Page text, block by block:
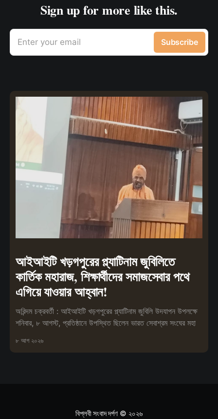
Sign up for more like this.
Enter your email Subscribe
আইআইটি খড়গপুরের প্ল্যাটিনাম জুবিলিতে
কার্তিক মহারাজ, শিক্ষার্থীদের সমাজসেবার পথে
এগিয়ে যাওয়ার আহ্বান!
অরিন্দম চক্রবর্তী : আইআইটি খড়গপুরের প্ল্যাটিনাম জুবিলি উদযাপন উপলক্ষে
শনিবার, ৮ আগস্ট, প্রতিষ্ঠানে উপস্থিত ছিলেন ভারত সেবাশ্রম সংঘের মহা
৮ আগ ২০২৬
বিপ্লবী সংবাদ দর্পণ© ২০২৬